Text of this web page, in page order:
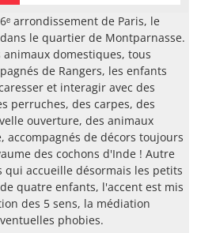
arrondissement de Paris, le
le quartier de Montparnasse.
animaux domestiques, tous
de Rangers, les enfants
et interagir avec des
perruches, des carpes, des
ouverture, des animaux
de décors toujours
des cochons d'Inde ! Autre
qui accueille désormais les petits
quatre enfants, l'accent est mis
des 5 sens, la médiation
phobies.